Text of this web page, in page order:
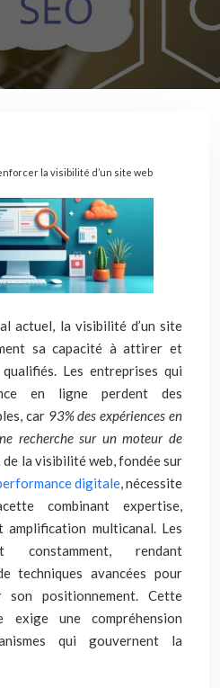
la visibilité d’un site web
actuel, la visibilité d’un site
sa capacité à attirer et
Les entreprises qui
en ligne perdent des
car 93% des expériences en
recherche sur un moteur de
de la visibilité web, fondée sur
digitale, nécessite
combinant expertise,
multicanal. Les
constamment, rendant
techniques avancées pour
son positionnement. Cette
exige une compréhension
qui gouvernent la